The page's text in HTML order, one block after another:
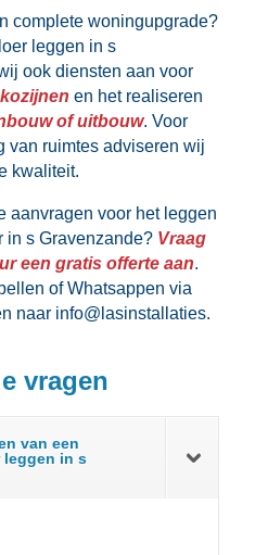
complete woningupgrade?
leggen in s
ook diensten aan voor
en het realiseren
of uitbouw.​ Voor
van ruimtes adviseren wij
kwaliteit.​
aanvragen voor het leggen
in s Gravenzande? Vraag
een gratis offerte aan.​
of Whatsappen via
naar info@lasinstallaties.​
vragen
van een
leggen in s